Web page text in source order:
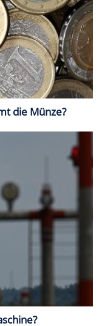
die Münze?